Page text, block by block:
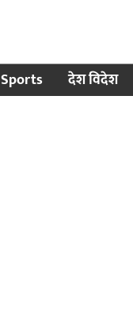
Sports देश विदेश